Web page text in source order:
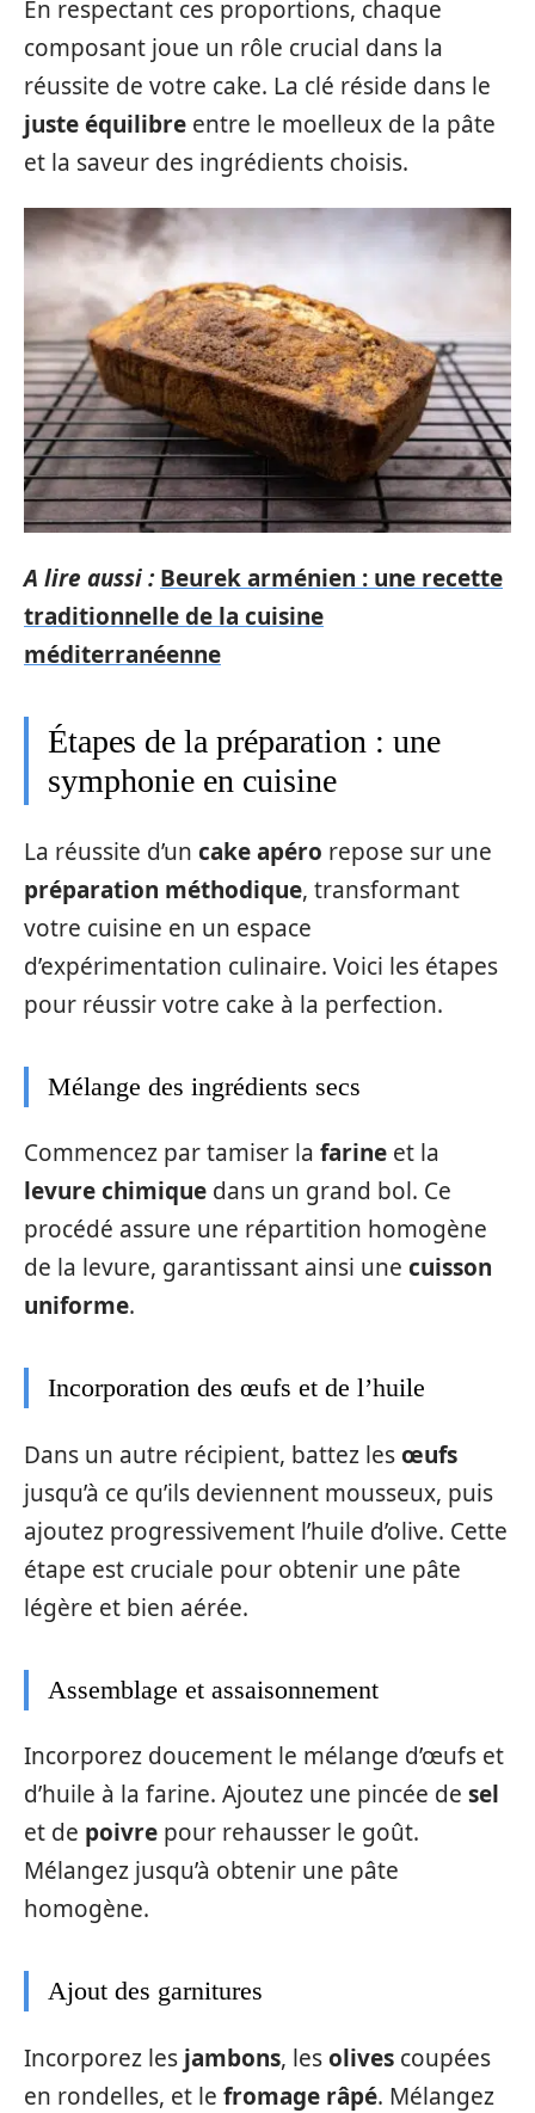
En respectant ces proportions, chaque
composant joue un rôle crucial dans la
réussite de votre cake. La clé réside dans le
juste équilibre entre le moelleux de la pâte
et la saveur des ingrédients choisis.
A lire aussi : Beurek arménien : une recette
traditionnelle de la cuisine
méditerranéenne
Étapes de la préparation : une
symphonie en cuisine
La réussite d’un cake apéro repose sur une
préparation méthodique, transformant
votre cuisine en un espace
d’expérimentation culinaire. Voici les étapes
pour réussir votre cake à la perfection.
Mélange des ingrédients secs
Commencez par tamiser la farine et la
levure chimique dans un grand bol. Ce
procédé assure une répartition homogène
de la levure, garantissant ainsi une cuisson
uniforme.
Incorporation des œufs et de l’huile
Dans un autre récipient, battez lesœufs
jusqu’à ce qu’ils deviennent mousseux, puis
ajoutez progressivement l’huile d’olive. Cette
étape est cruciale pour obtenir une pâte
légère et bien aérée.
Assemblage et assaisonnement
Incorporez doucement le mélange d’œufs et
d’huile à la farine. Ajoutez une pincée de sel
et de poivre pour rehausser le goût.
Mélangez jusqu’à obtenir une pâte
homogène.
Ajout des garnitures
Incorporez les jambons, lesolives coupées
en rondelles, et le fromage râpé. Mélangez